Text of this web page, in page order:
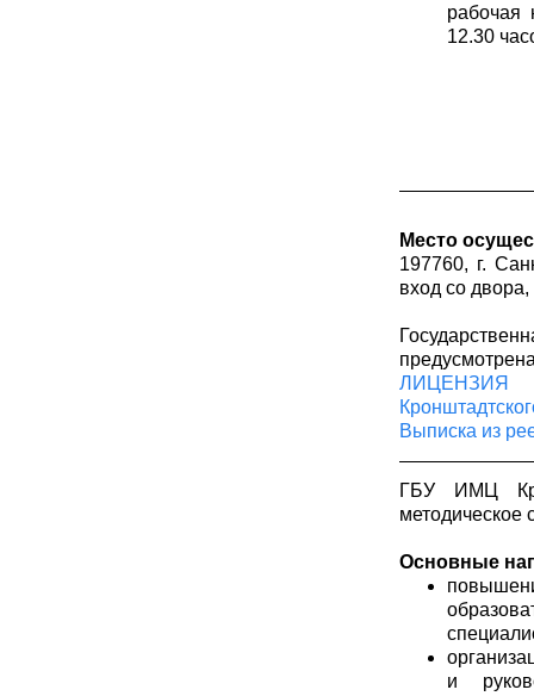
рабочая
12.30
Место
197760, г.
вход со
ЛИЦЕНЗИЯ
Выписка из
ГБУ ИМЦ
методическое
Основные
и